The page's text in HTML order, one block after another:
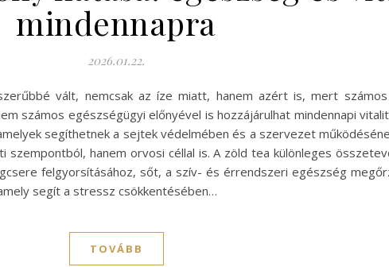
mindennapra
2026.01.22.
vált, nemcsak az íze miatt, hanem azért is, mert
számos egészségügyi előnyével is hozzájárulhat mindennapi
segíthetnek a sejtek védelmében és a szervezet
szempontból, hanem orvosi céllal is. A zöld tea különleges
felgyorsításához, sőt, a szív- és érrendszeri egészség
segít a stressz csökkentésében…
TOVÁBB